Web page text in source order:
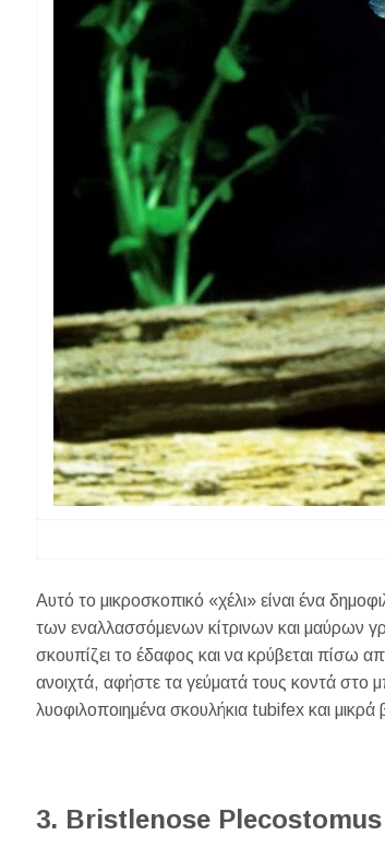
Αυτό το μικροσκοπικό «χέλι» είναι ένα
των εναλλασσόμενων κίτρινων και μαύρων
σκουπίζει το έδαφος και να κρύβεται πίσω
ανοιχτά, αφήστε τα γεύματά τους κοντά στο
λυοφιλοποιημένα σκουλήκια tubifex και μικρά
3. Bristlenose